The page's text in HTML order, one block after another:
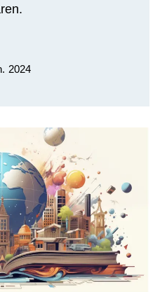
2024